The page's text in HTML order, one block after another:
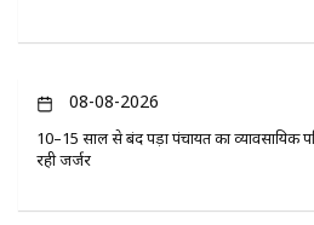
08-08-2026
10–15 साल से बंद पड़ा पंचायत का व्यावसायिक
रही जर्जर